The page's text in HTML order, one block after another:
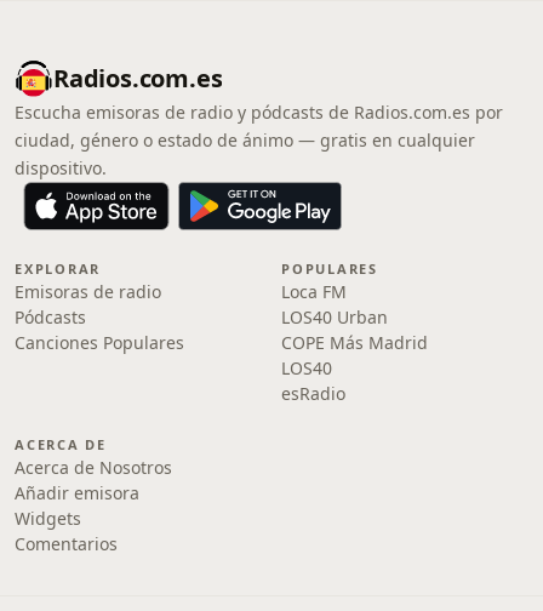
Radios.com.es
Escucha emisoras de radio y pódcasts de Radios.com.es por
ciudad, género o estado de ánimo — gratis en cualquier
dispositivo.
EXPLORAR
Emisoras de radio
Pódcasts
Canciones Populares
POPULARES
Loca FM
LOS40 Urban
COPE Más Madrid
LOS40
esRadio
ACERCA DE
Acerca de Nosotros
Añadir emisora
Widgets
Comentarios